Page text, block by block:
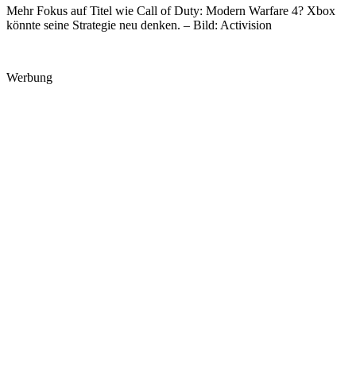
Mehr Fokus auf Titel wie Call of Duty: Modern Warfare 4? Xbox
könnte seine Strategie neu denken. – Bild: Activision
Werbung